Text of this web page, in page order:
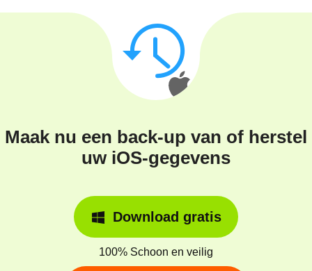
Maak nu een back-up van of herstel
uw iOS-gegevens
Download gratis
100% Schoon en veilig